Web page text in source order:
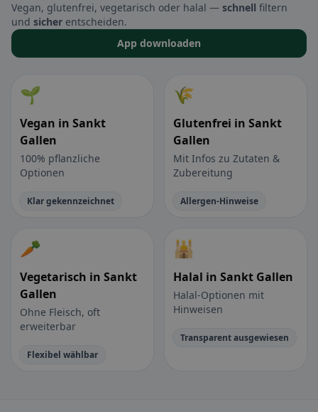
Vegan, glutenfrei, vegetarisch oder halal — schnell filtern
und sicher entscheiden.
App downloaden
🌱
Vegan in Sankt
Gallen
100% pflanzliche
Optionen
Klar gekennzeichnet
🌾
Glutenfrei in Sankt
Gallen
Mit Infos zu Zutaten &
Zubereitung
Allergen-Hinweise
🥕
Vegetarisch in Sankt
Gallen
Ohne Fleisch, oft
erweiterbar
Flexibel wählbar
🕌
Halal in Sankt Gallen
Halal-Optionen mit
Hinweisen
Transparent ausgewiesen